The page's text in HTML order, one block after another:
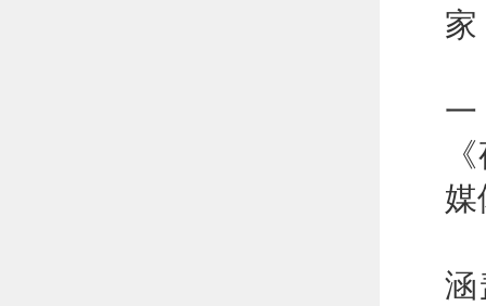
家
一
媒